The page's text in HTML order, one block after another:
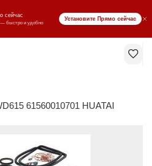
₸ KZT
61560010701 HUATAI